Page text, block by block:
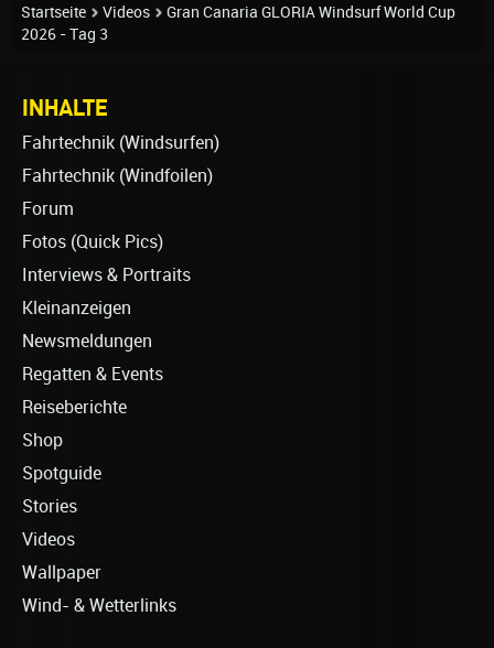
Startseite Videos
Gran Canaria GLORIA Windsurf World Cup
2026 - Tag 3
INHALTE
Fahrtechnik (Windsurfen)
Fahrtechnik (Windfoilen)
Forum
Fotos (Quick Pics)
Interviews & Portraits
Kleinanzeigen
Newsmeldungen
Regatten & Events
Reiseberichte
Shop
Spotguide
Stories
Videos
Wallpaper
Wind- & Wetterlinks